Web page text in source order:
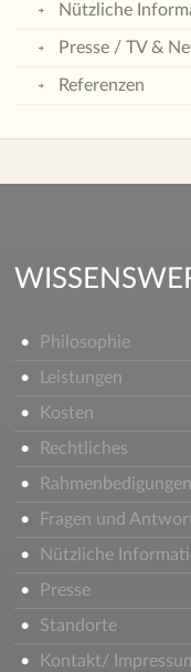
Nützliche
Presse / TV &
Referenzen
Philosophie
Leistungen
Kosten
Rechtliches
Rahmenbedigungen
Fragen und
Nützliche
Presse
Standorte
Kontakt/